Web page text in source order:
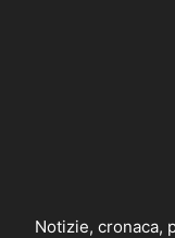
Notizie, cronaca,